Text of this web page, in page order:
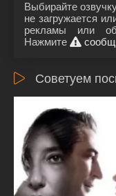
Выбирайте
не загружается
рекламы или
Нажмите
Советуем